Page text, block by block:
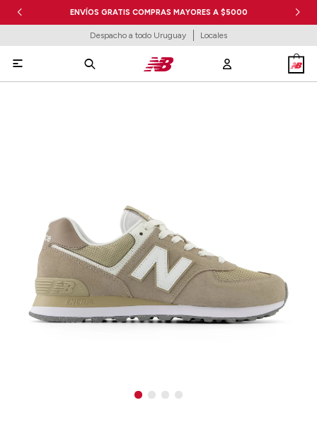
ENVÍOS GRATIS COMPRAS MAYORES A $5000
Despacho a todo Uruguay Locales
